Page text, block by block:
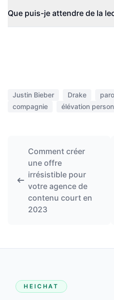
Que puis-je attendre de la
Justin Bieber Drake
compagnie
élévation
Comment créer
une offre
irrésistible pour
votre agence de
contenu court en
2023
HEICHAT